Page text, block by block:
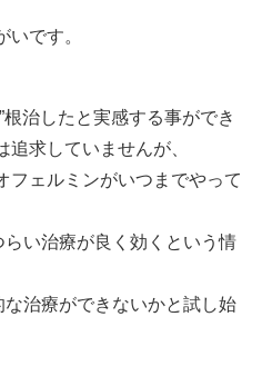
いです。
治したと実感する事ができ
求していませんが、
フェルミンがいつまでやって
い治療が良く効くという情
治療ができないかと試し始